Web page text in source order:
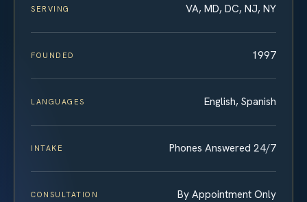
SERVING VA, MD, DC, NJ, NY
FOUNDED 1997
LANGUAGES English, Spanish
INTAKE Phones Answered 24/7
CONSULTATION By Appointment Only